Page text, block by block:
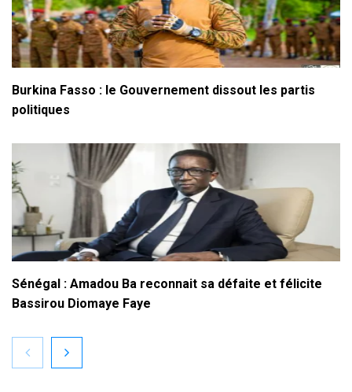
Burkina Fasso : le Gouvernement dissout les partis
politiques
Sénégal : Amadou Ba reconnait sa défaite et félicite
Bassirou Diomaye Faye